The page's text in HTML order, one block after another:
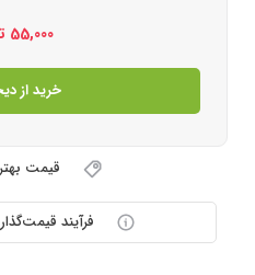
55,000
خرید از
قیمت
فرآیند